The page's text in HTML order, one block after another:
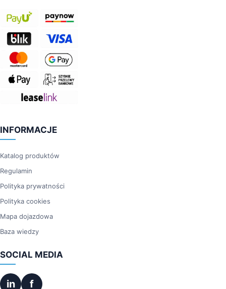
INFORMACJE
Katalog produktów
Regulamin
Polityka prywatności
Polityka cookies
Mapa dojazdowa
Baza wiedzy
SOCIAL MEDIA
in f